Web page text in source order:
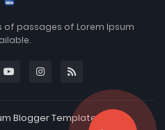
of passages of Lorem Ipsum
Blogger Templates